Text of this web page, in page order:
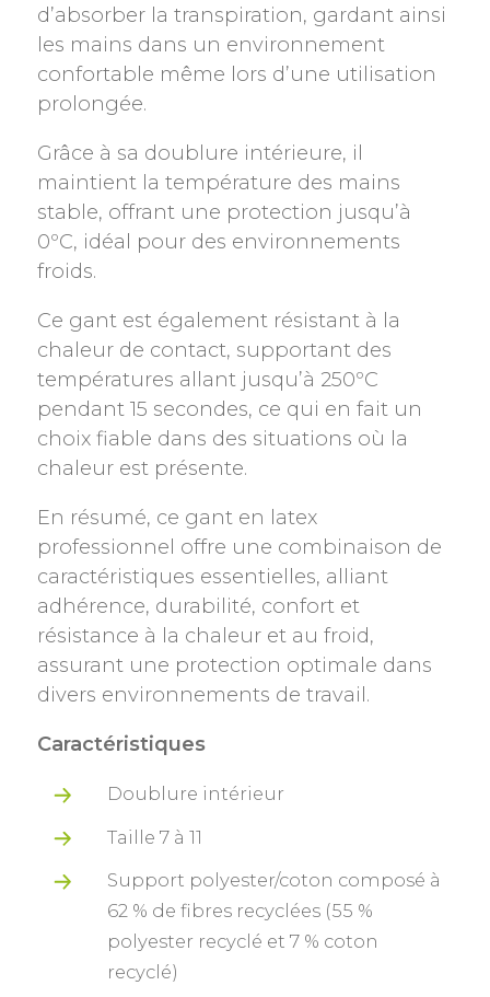
d’absorber la transpiration, gardant ainsi
les mains dans un environnement
confortable même lors d’une utilisation
prolongée.
Grâce à sa doublure intérieure, il
maintient la température des mains
stable, offrant une protection jusqu’à
0ºC, idéal pour des environnements
froids.
Ce gant est également résistant à la
chaleur de contact, supportant des
températures allant jusqu’à 250ºC
pendant 15 secondes, ce qui en fait un
choix fiable dans des situations où la
chaleur est présente.
En résumé, ce gant en latex
professionnel offre une combinaison de
caractéristiques essentielles, alliant
adhérence, durabilité, confort et
résistance à la chaleur et au froid,
assurant une protection optimale dans
divers environnements de travail.
Caractéristiques
Doublure intérieur
Taille 7 à 11
Support polyester/coton composé à
62 % de fibres recyclées (55 %
polyester recyclé et 7 % coton
recyclé)